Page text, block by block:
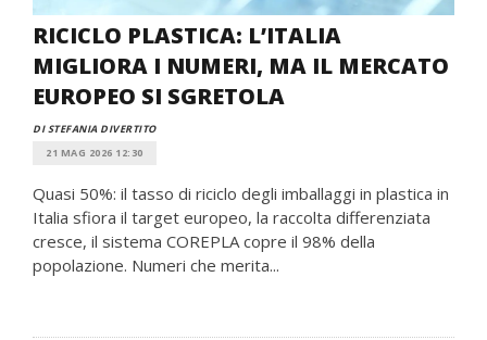
RICICLO PLASTICA: L’ITALIA
MIGLIORA I NUMERI, MA IL MERCATO
EUROPEO SI SGRETOLA
DI STEFANIA DIVERTITO
21 MAG 2026 12:30
Quasi 50%: il tasso di riciclo degli imballaggi in plastica in
Italia sfiora il target europeo, la raccolta differenziata
cresce, il sistema COREPLA copre il 98% della
popolazione. Numeri che merita...